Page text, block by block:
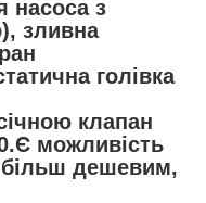
насоса з
зливна
голівка
клапан
можливість
більш дешевим,